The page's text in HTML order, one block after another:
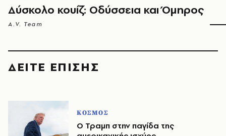
Δύσκολο κουίζ: Οδύσσεια και Όμηρος
A.V. Team
ΔΕΙΤΕ ΕΠΙΣΗΣ
ΚΟΣΜΟΣ
Ο Τραμπ στην παγίδα της